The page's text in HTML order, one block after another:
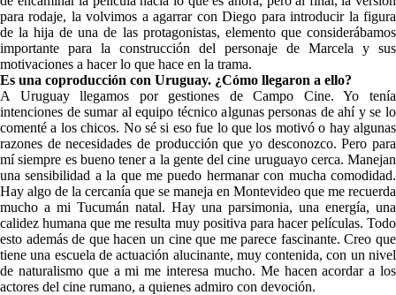
para rodaje, la volvimos a agarrar con Diego para introducir la figura
de la hija de una de las protagonistas, elemento que considerábamos
importante para la construcción del personaje de Marcela y sus
motivaciones a hacer lo que hace en la trama.
Es una coproducción con Uruguay. ¿Cómo llegaron a ello?
A Uruguay llegamos por gestiones de Campo Cine. Yo tenía
intenciones de sumar al equipo técnico algunas personas de ahí y se lo
comenté a los chicos. No sé si eso fue lo que los motivó o hay algunas
razones de necesidades de producción que yo desconozco. Pero para
mí siempre es bueno tener a la gente del cine uruguayo cerca. Manejan
una sensibilidad a la que me puedo hermanar con mucha comodidad.
Hay algo de la cercanía que se maneja en Montevideo que me recuerda
mucho a mi Tucumán natal. Hay una parsimonia, una energía, una
calidez humana que me resulta muy positiva para hacer películas. Todo
esto además de que hacen un cine que me parece fascinante. Creo que
tiene una escuela de actuación alucinante, muy contenida, con un nivel
de naturalismo que a mi me interesa mucho. Me hacen acordar a los
actores del cine rumano, a quienes admiro con devoción.